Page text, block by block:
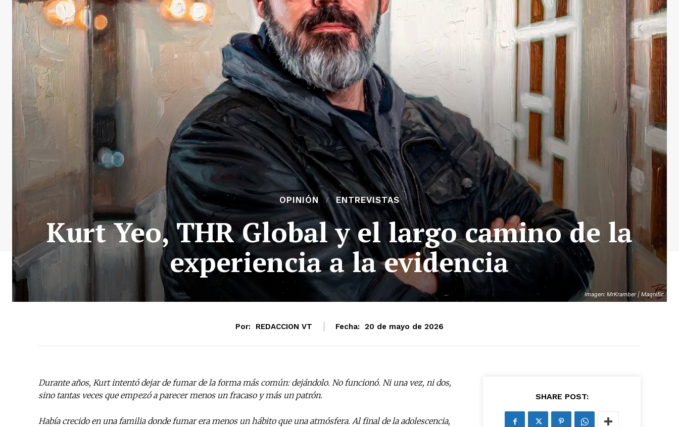
Imagen: MrKramber | Magnific
OPINIÓN ENTREVISTAS
Kurt Yeo, THR Global y el largo camino de la
experiencia a la evidencia
Por: REDACCION VT Fecha: 20 de mayo de 2026
Durante años, Kurt intentó dejar de fumar de la forma más común: dejándolo. No funcionó. Ni una vez, ni dos,
sino tantas veces que empezó a parecer menos un fracaso y más un patrón.
Había crecido en una familia donde fumar era menos un hábito que una atmósfera. Al final de la adolescencia,
SHARE POST: